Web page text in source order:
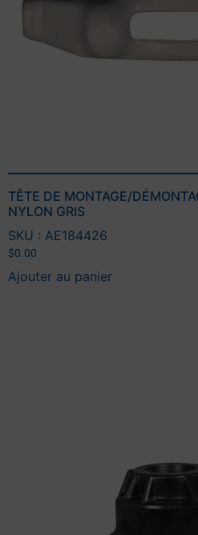
TÊTE DE MONTAGE/
NYLON GRIS
SKU : AE184426
$0.00
Ajouter au panier